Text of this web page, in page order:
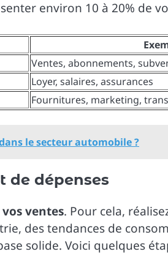
environ 10 à 20% de
Ventes, abonnements,
Loyer, salaires, assurances
Fournitures, marketing,
le secteur automobile ?
de dépenses
ventes. Pour cela,
des tendances de
solide. Voici quelques